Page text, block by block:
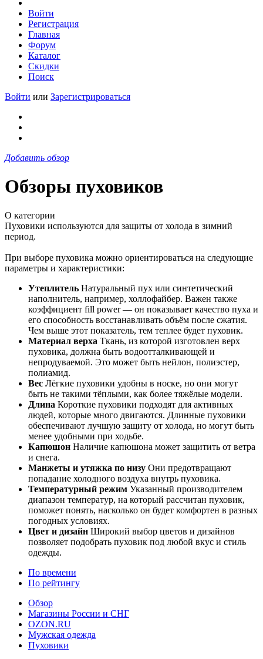
Войти
Регистрация
Главная
Форум
Каталог
Скидки
Поиск
Войти или Зарегистрироваться
Добавить обзор
Обзоры пуховиков
О категории
Пуховики используются для защиты от холода в зимний
период.
При выборе пуховика можно ориентироваться на следующие
параметры и характеристики:
Утеплитель Натуральный пух или синтетический
наполнитель, например, холлофайбер. Важен также
коэффициент fill power — он показывает качество пуха и
его способность восстанавливать объём после сжатия.
Чем выше этот показатель, тем теплее будет пуховик.
Материал верха Ткань, из которой изготовлен верх
пуховика, должна быть водоотталкивающей и
непродуваемой. Это может быть нейлон, полиэстер,
полиамид.
Вес Лёгкие пуховики удобны в носке, но они могут
быть не такими тёплыми, как более тяжёлые модели.
Длина Короткие пуховики подходят для активных
людей, которые много двигаются. Длинные пуховики
обеспечивают лучшую защиту от холода, но могут быть
менее удобными при ходьбе.
Капюшон Наличие капюшона может защитить от ветра
и снега.
Манжеты и утяжка по низу Они предотвращают
попадание холодного воздуха внутрь пуховика.
Температурный режим Указанный производителем
диапазон температур, на который рассчитан пуховик,
поможет понять, насколько он будет комфортен в разных
погодных условиях.
Цвет и дизайн Широкий выбор цветов и дизайнов
позволяет подобрать пуховик под любой вкус и стиль
одежды.
По времени
По рейтингу
Обзор
Магазины России и СНГ
OZON.RU
Мужская одежда
Пуховики